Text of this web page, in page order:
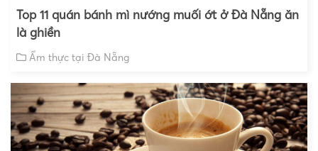
Top 11 quán bánh mì nướng muối ớt ở Đà Nẵng ăn
là ghiền
Ẩm thực tại Đà Nẵng